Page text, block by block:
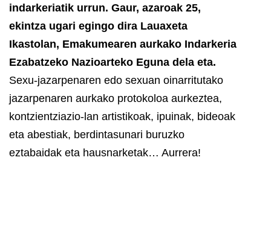
indarkeriatik urrun. Gaur, azaroak 25,
ekintza ugari egingo dira Lauaxeta
Ikastolan, Emakumearen aurkako Indarkeria
Ezabatzeko Nazioarteko Eguna dela eta.
Sexu-jazarpenaren edo sexuan oinarritutako
jazarpenaren aurkako protokoloa aurkeztea,
kontzientziazio-lan artistikoak, ipuinak, bideoak
eta abestiak, berdintasunari buruzko
eztabaidak eta hausnarketak… Aurrera!